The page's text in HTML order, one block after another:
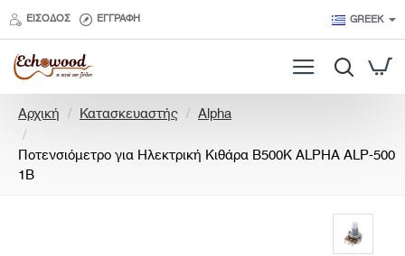
ΕΊΣΟΔΟΣ ΕΓΓΡΑΦΉ GREEK
Αρχική
m
Κατασκευαστής
Alpha
Ποτενσιόμετρο για Ηλεκτρική Κιθάρα B500K ALPHA ALP-500
1B